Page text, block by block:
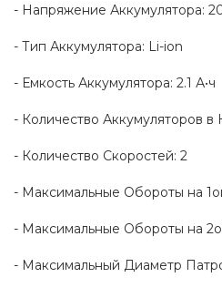
- Напряжение Аккумулятора:
- Тип Аккумулятора: Li-ion
- Емкость Аккумулятора: 2.1 А•ч
- Количество Аккумуляторов в
- Количество Скоростей: 2
- Максимальные Обороты на
- Максимальные Обороты на
- Максимальный Диаметр